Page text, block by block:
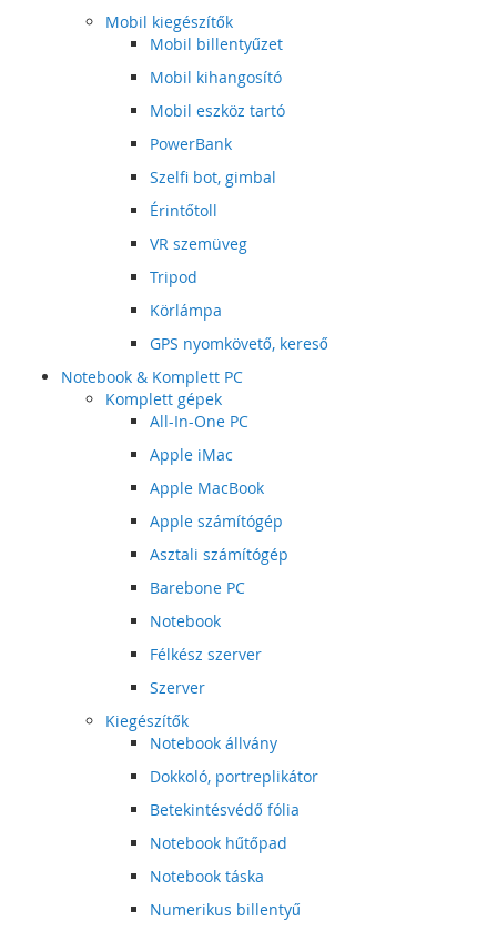
Mobil kiegészítők
Mobil billentyűzet
Mobil kihangosító
Mobil eszköz tartó
PowerBank
Szelfi bot, gimbal
Érintőtoll
VR szemüveg
Tripod
Körlámpa
GPS nyomkövető, kereső
Notebook & Komplett PC
Komplett gépek
All-In-One PC
Apple iMac
Apple MacBook
Apple számítógép
Asztali számítógép
Barebone PC
Notebook
Félkész szerver
Szerver
Kiegészítők
Notebook állvány
Dokkoló, portreplikátor
Betekintésvédő fólia
Notebook hűtőpad
Notebook táska
Numerikus billentyű